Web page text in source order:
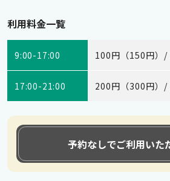
利用料金一覧
9:00-17:00 100円（150円）/
17:00-21:00 200円（300円）/
予約なしでご利用いた